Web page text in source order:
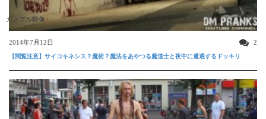
ガクブル映像
2014年7月12日 2
【閲覧注意】サイコキネシス？魔術？魔法をあやつる魔道士と夜中に遭遇するドッキリ